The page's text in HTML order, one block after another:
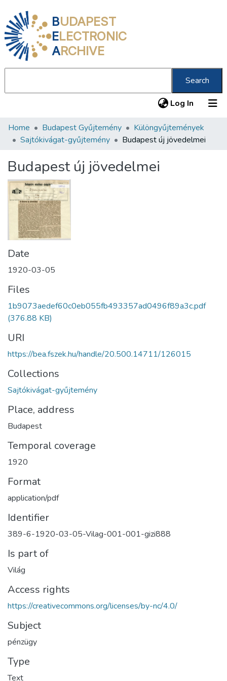
BUDAPEST
ELECTRONIC
ARCHIVE
Search
Log In (current)
Communities & Collections
Statistics
About us
Home Budapest Gyűjtemény
Különgyűjtemények
Sajtókivágat-gyűjtemény
Budapest új jövedelmei
Budapest új jövedelmei
Date
1920-03-05
Files
1b9073aedef60c0eb055fb493357ad0496f89a3c.pdf
(376.88 KB)
URI
https://bea.fszek.hu/handle/20.500.14711/126015
Collections
Sajtókivágat-gyűjtemény
Place, address
Budapest
Temporal coverage
1920
Format
application/pdf
Identifier
389-6-1920-03-05-Vilag-001-001-gizi888
Is part of
Világ
Access rights
https://creativecommons.org/licenses/by-nc/4.0/
Subject
pénzügy
Type
Text